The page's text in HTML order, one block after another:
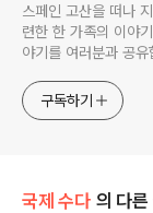
스페인 고산을 떠나
련한 한 가족의 이야
야기를 여러분과 공
구독하기
국제 수다 의 다른